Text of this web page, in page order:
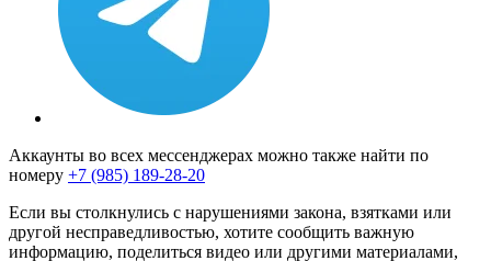
Аккаунты во всех мессенджерах можно также найти по
номеру +7 (985) 189-28-20
Если вы столкнулись с нарушениями закона, взятками или
другой несправедливостью, хотите сообщить важную
информацию, поделиться видео или другими материалами,